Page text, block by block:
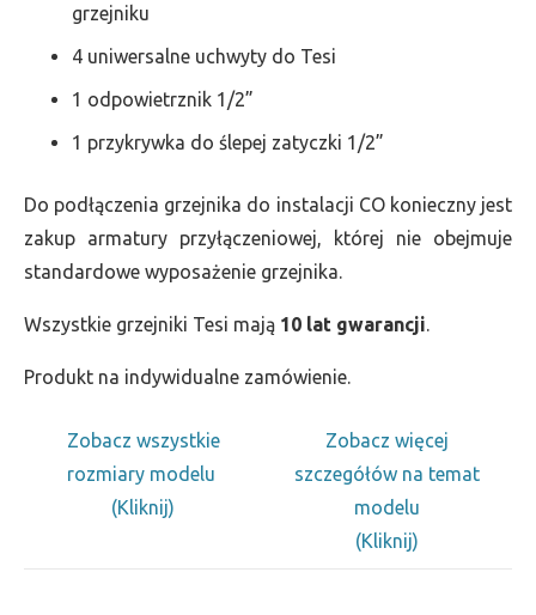
grzejniku
4 uniwersalne uchwyty do Tesi
1 odpowietrznik 1/2”
1 przykrywka do ślepej zatyczki 1/2”
Do podłączenia grzejnika do instalacji CO konieczny jest
zakup armatury przyłączeniowej, której nie obejmuje
standardowe wyposażenie grzejnika.
Wszystkie grzejniki Tesi mają 10 lat gwarancji.
Produkt na indywidualne zamówienie.
Zobacz wszystkie
rozmiary modelu
(Kliknij)
Zobacz więcej
szczegółów na temat
modelu
(Kliknij)